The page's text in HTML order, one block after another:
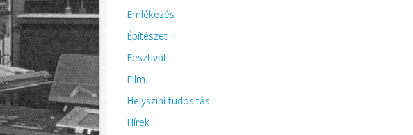
Emlékezés
Építészet
Fesztivál
Film
Helyszíni tudósítás
Hírek